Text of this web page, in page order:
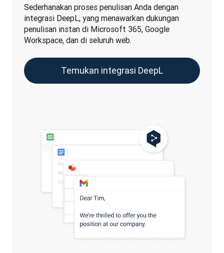
Sederhanakan proses penulisan Anda dengan
integrasi DeepL, yang menawarkan dukungan
penulisan instan di Microsoft 365, Google
Workspace, dan di seluruh web.
Temukan integrasi DeepL